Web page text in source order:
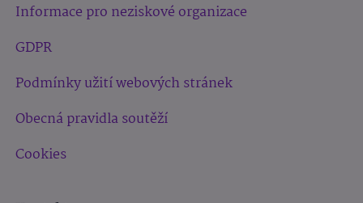
Informace pro neziskové organizace
GDPR
Podmínky užití webových stránek
Obecná pravidla soutěží
Cookies